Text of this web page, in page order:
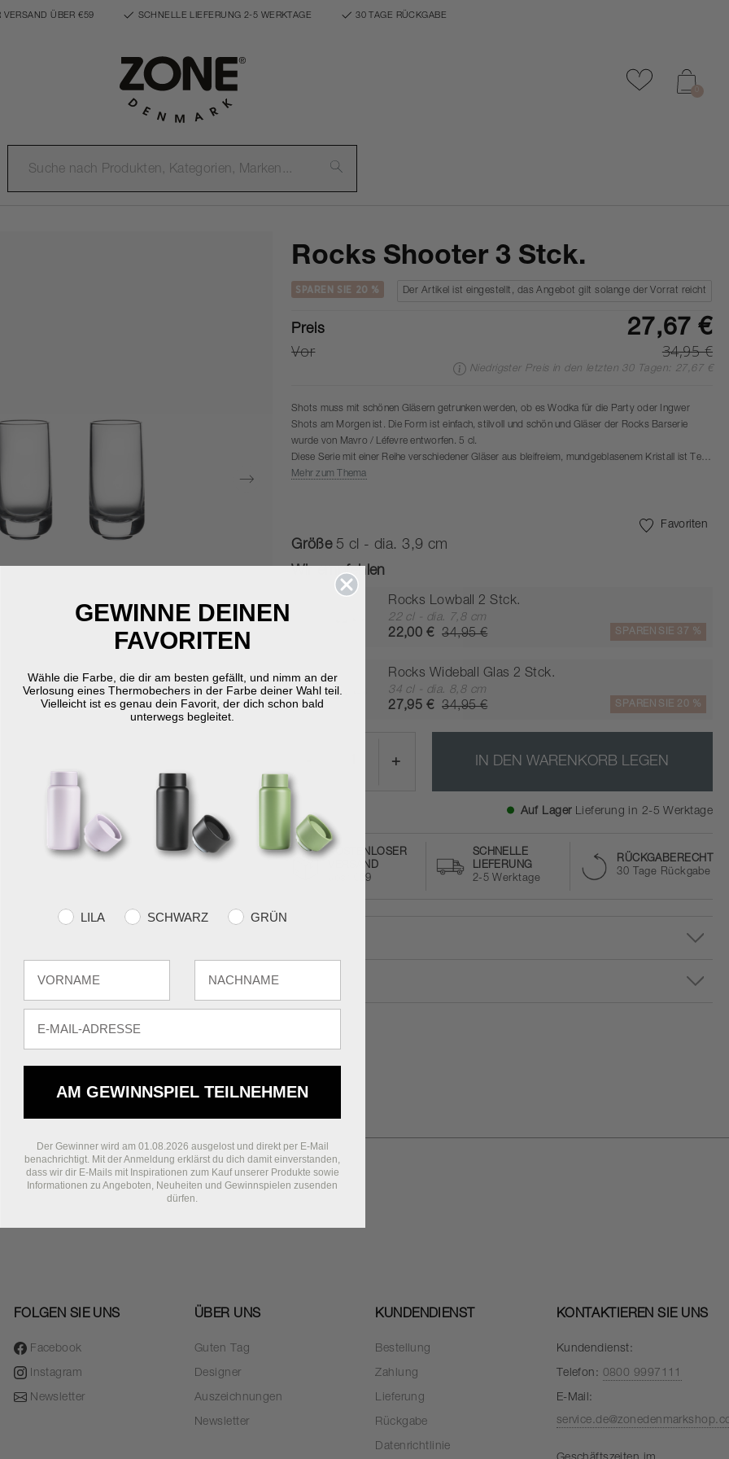
VERSAND ÜBER €59 SCHNELLE LIEFERUNG 2-5 WERKTAGE 30 TAGE RÜCKGABE
Zu
Rocks Shooter 3 Stck.
SPAREN SIE 20 % Der Artikel ist eingestellt, das Angebot gilt solange der Vorrat reicht
Preis 27,67 €
Vor 34,95 €
Niedrigster Preis in den letzten 30 Tagen: 27,67 €
Shots muss mit schönen Gläsern getrunken werden, ob es Wodka für die Party oder Ingwer
Shots am Morgen ist. Die Form ist einfach, stilvoll und schön und Gläser der Rocks Barserie
wurde von Mavro / Léfevre entworfen. 5 cl.
Diese Serie mit einer Reihe verschiedener Gläser aus bleifreiem, mundgeblasenem Kristall ist Teil
des Barkonzepts Rocks von Zone Denmark. Das Design besteht aus einer ganz einfachen
Mehr zum Thema
Favoriten
Größe 5 cl - dia. 3,9 cm
Wir empfehlen
Rocks Lowball 2 Stck.
22 cl - dia. 7,8 cm
22,00 € 34,95 € SPAREN SIE 37 %
Rocks Wideball Glas 2 Stck.
34 cl - dia. 8,8 cm
27,95 € 34,95 € SPAREN SIE 20 %
+ IN DEN WARENKORB LEGEN
Auf Lager Lieferung in 2-5 Werktage
KOSTENLOSER
VERSAND
über €59
SCHNELLE
LIEFERUNG
2-5 Werktage
RÜCKGABERECHT
30 Tage Rückgabe
FOLGEN SIE UNS
Facebook
Instagram
Newsletter
ÜBER UNS
Guten Tag
Designer
Auszeichnungen
Newsletter
KUNDENDIENST
Bestellung
Zahlung
Lieferung
Rückgabe
Datenrichtlinie
KONTAKTIEREN SIE UNS
Kundendienst:
Telefon: 0800 9997111
E-Mail:
GEWINNE DEINEN
FAVORITEN
Wähle die Farbe, die dir am besten gefällt, und nimm an der
Verlosung eines Thermobechers in der Farbe deiner Wahl teil.
Vielleicht ist es genau dein Favorit, der dich schon bald
unterwegs begleitet.
Farvevalg
LILA SCHWARZ GRÜN
AM GEWINNSPIEL TEILNEHMEN
Der Gewinner wird am 01.08.2026 ausgelost und direkt per E-Mail
benachrichtigt. Mit der Anmeldung erklärst du dich damit einverstanden,
dass wir dir E-Mails mit Inspirationen zum Kauf unserer Produkte sowie
Informationen zu Angeboten, Neuheiten und Gewinnspielen zusenden
dürfen.